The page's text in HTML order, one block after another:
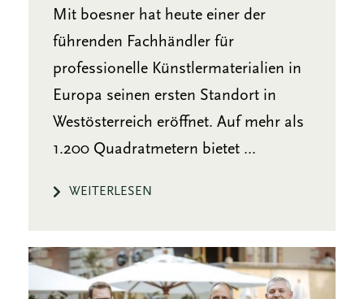
Mit boesner hat heute einer der
führenden Fachhändler für
professionelle Künstlermaterialien in
Europa seinen ersten Standort in
Westösterreich eröffnet. Auf mehr als
1.200 Quadratmetern bietet ...
WEITERLESEN